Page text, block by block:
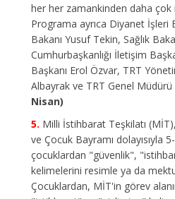
her her zamankinden daha çok
Programa ayrıca Diyanet İşleri
Bakanı Yusuf Tekin, Sağlık
Cumhurbaşkanlığı İletişim
Başkanı Erol Özvar, TRT
Albayrak ve TRT Genel Müdürü
Nisan)
Milli İstihbarat Teşkilatı
ve Çocuk Bayramı dolayısıyla
çocuklardan "güvenlik",
kelimelerini resimle ya da
Çocuklardan, MİT'in görev